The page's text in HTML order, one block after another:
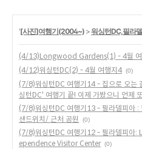
'[사진]여행기(2004~) >워싱턴DC,필라
(4/13)Longwood Gardens(1) - 4월
(4/12)워싱턴DC(2) - 4월 여행지4 (0)
(7/8)워싱턴DC 여행기14 - 집으로 오는
싱턴DC' 여행기 끝! 이제 가봤으니 언제
(7/8)워싱턴DC 여행기13 - 필라델피아 :
샌드위치/ 근처 공원
(0)
(7/8)워싱턴DC 여행기12 - 필라델피아:
ependence Visitor Center (0)